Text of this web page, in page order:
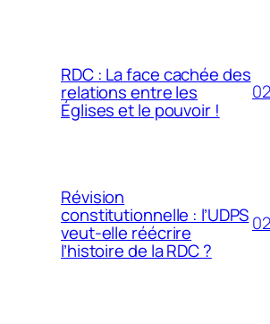
RDC : La face cachée des
relations entre les
Églises et le pouvoir !
Révision
constitutionnelle : l’UDPS
veut-elle réécrire
l’histoire de la RDC ?